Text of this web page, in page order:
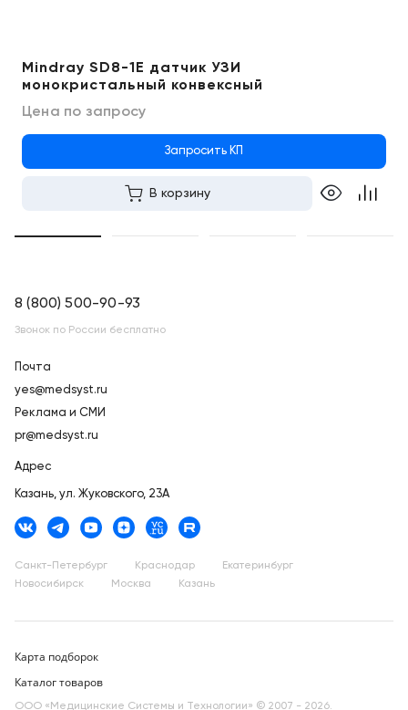
Mindray SD8-1E датчик УЗИ
монокристальный конвексный
Цена по запросу
Запросить КП
В корзину
8 (800) 500-90-93
Звонок по России бесплатно
Почта
yes@medsyst.ru
Реклама и СМИ
pr@medsyst.ru
Адрес
Казань, ул. Жуковского, 23А
Санкт-Петербург Краснодар
Екатеринбург
Новосибирск
Москва Казань
Карта подборок
Каталог товаров
ООО «Медицинские Системы и Технологии» © 2007 - 2026.